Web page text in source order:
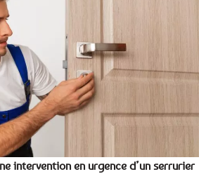
intervention en urgence d’un serrurier